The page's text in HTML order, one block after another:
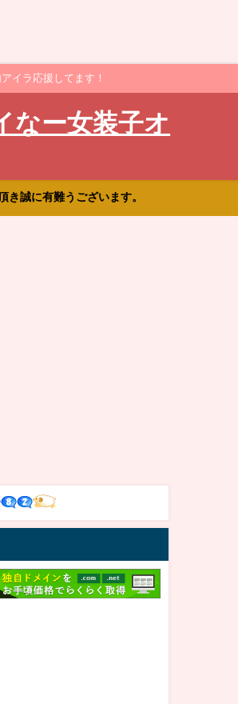
イラ応援してます！
なー女装子オ
誠に有難うございます。